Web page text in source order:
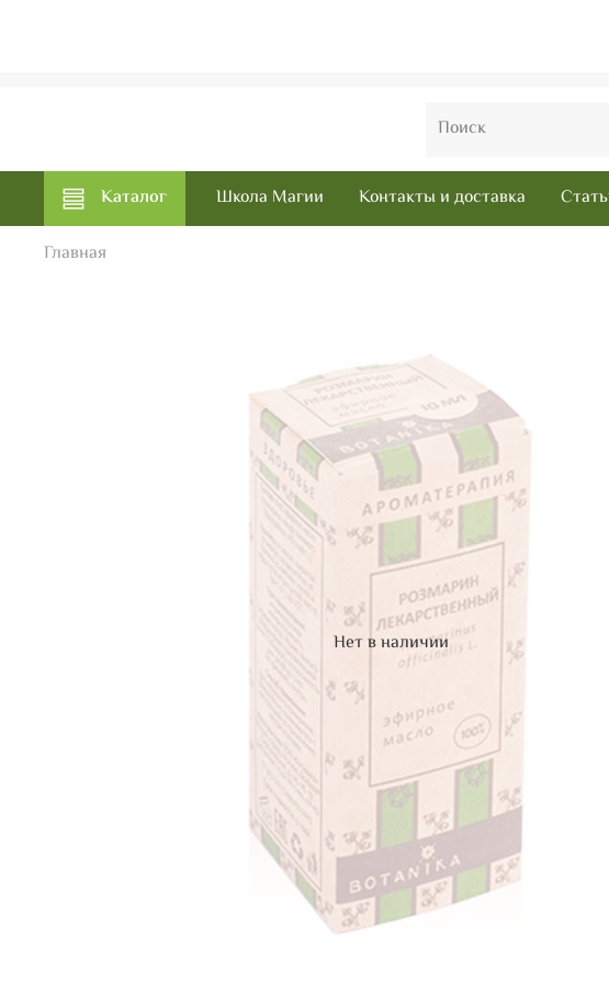
Каталог Школа Магии Контакты и доставка
Главная
Нет в наличии